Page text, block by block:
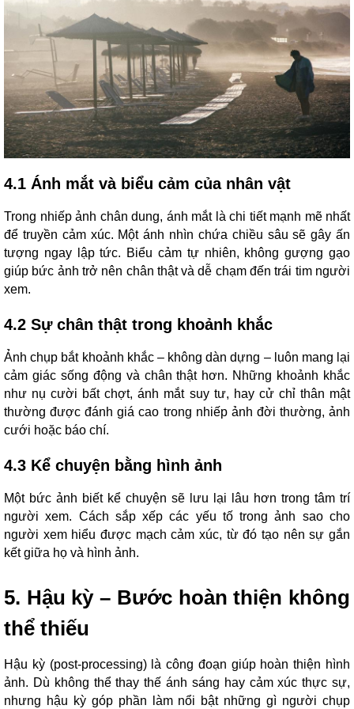
4.1 Ánh mắt và biểu cảm của nhân vật
Trong nhiếp ảnh chân dung, ánh mắt là chi tiết mạnh mẽ nhất
để truyền cảm xúc. Một ánh nhìn chứa chiều sâu sẽ gây ấn
tượng ngay lập tức. Biểu cảm tự nhiên, không gượng gạo
giúp bức ảnh trở nên chân thật và dễ chạm đến trái tim người
xem.
4.2 Sự chân thật trong khoảnh khắc
Ảnh chụp bắt khoảnh khắc – không dàn dựng – luôn mang lại
cảm giác sống động và chân thật hơn. Những khoảnh khắc
như nụ cười bất chợt, ánh mắt suy tư, hay cử chỉ thân mật
thường được đánh giá cao trong nhiếp ảnh đời thường, ảnh
cưới hoặc báo chí.
4.3 Kể chuyện bằng hình ảnh
Một bức ảnh biết kể chuyện sẽ lưu lại lâu hơn trong tâm trí
người xem. Cách sắp xếp các yếu tố trong ảnh sao cho
người xem hiểu được mạch cảm xúc, từ đó tạo nên sự gắn
kết giữa họ và hình ảnh.
5. Hậu kỳ – Bước hoàn thiện không
thể thiếu
Hậu kỳ (post-processing) là công đoạn giúp hoàn thiện hình
ảnh. Dù không thể thay thế ánh sáng hay cảm xúc thực sự,
nhưng hậu kỳ góp phần làm nổi bật những gì người chụp